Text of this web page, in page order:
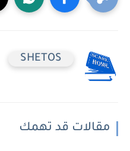
SHETOS
مقالات قد تهمك